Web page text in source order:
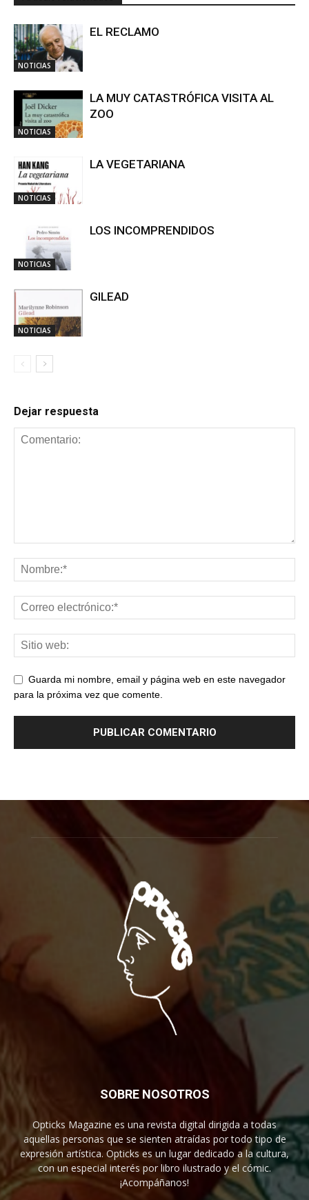
NOTICIAS
EL RECLAMO
NOTICIAS
LA MUY CATASTRÓFICA VISITA AL
ZOO
NOTICIAS
LA VEGETARIANA
NOTICIAS
LOS INCOMPRENDIDOS
NOTICIAS
GILEAD
Dejar respuesta
Guarda mi nombre, email y página web en este navegador
para la próxima vez que comente.
SOBRE NOSOTROS
Opticks Magazine es una revista digital dirigida a todas
aquellas personas que se sienten atraídas por todo tipo de
expresión artística. Opticks es un lugar dedicado a la cultura,
con un especial interés por libro ilustrado y el cómic.
¡Acompáñanos!